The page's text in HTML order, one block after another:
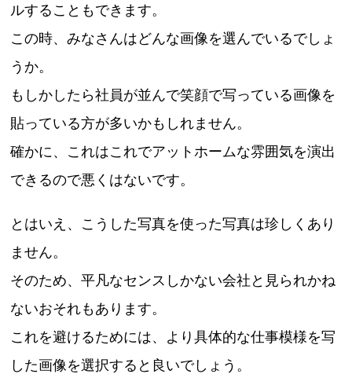
ルすることもできます。
この時、みなさんはどんな画像を選んでいるでしょ
うか。
もしかしたら社員が並んで笑顔で写っている画像を
貼っている方が多いかもしれません。
確かに、これはこれでアットホームな雰囲気を演出
できるので悪くはないです。
とはいえ、こうした写真を使った写真は珍しくあり
ません。
そのため、平凡なセンスしかない会社と見られかね
ないおそれもあります。
これを避けるためには、より具体的な仕事模様を写
した画像を選択すると良いでしょう。